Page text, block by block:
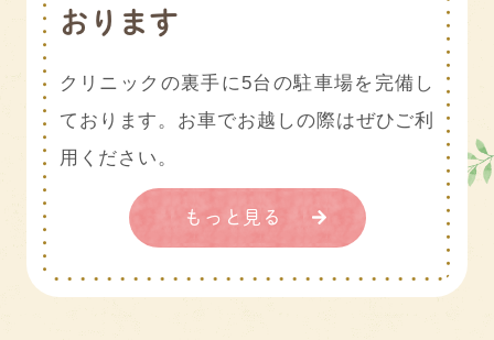
おります
クリニックの裏手に5台の駐車場を完備し
ております。お車でお越しの際はぜひご利
用ください。
もっと見る